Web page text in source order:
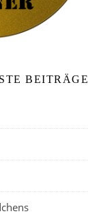
BEITRÄGE